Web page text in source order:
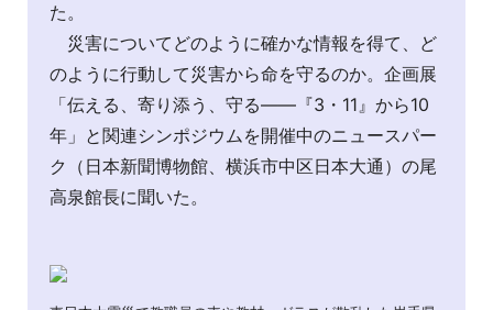
た。
災害についてどのように確かな情報を得て、ど
のように行動して災害から命を守るのか。企画展
「伝える、寄り添う、守る――『3・11』から10
年」と関連シンポジウムを開催中のニュースパー
ク（日本新聞博物館、横浜市中区日本大通）の尾
高泉館長に聞いた。